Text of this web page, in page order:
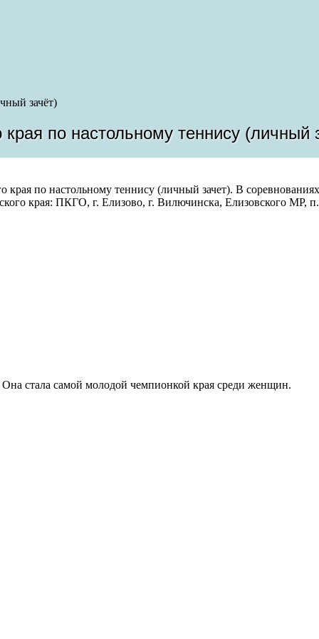
зачёт)
по настольному теннису (личный
по настольному теннису (личный зачет). В
края: ПКГО, г. Елизово, г. Вилючинска, Елизовского МР, п.
стала самой молодой чемпионкой края среди женщин.